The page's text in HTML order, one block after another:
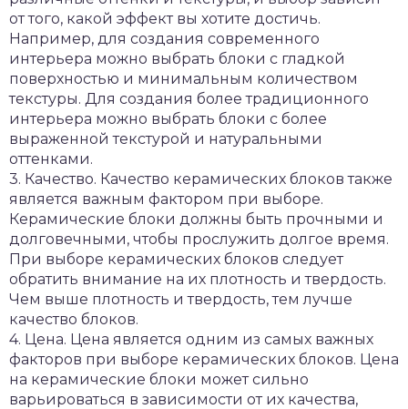
от того, какой эффект вы хотите достичь.
Например, для создания современного
интерьера можно выбрать блоки с гладкой
поверхностью и минимальным количеством
текстуры. Для создания более традиционного
интерьера можно выбрать блоки с более
выраженной текстурой и натуральными
оттенками.
3. Качество. Качество керамических блоков также
является важным фактором при выборе.
Керамические блоки должны быть прочными и
долговечными, чтобы прослужить долгое время.
При выборе керамических блоков следует
обратить внимание на их плотность и твердость.
Чем выше плотность и твердость, тем лучше
качество блоков.
4. Цена. Цена является одним из самых важных
факторов при выборе керамических блоков. Цена
на керамические блоки может сильно
варьироваться в зависимости от их качества,